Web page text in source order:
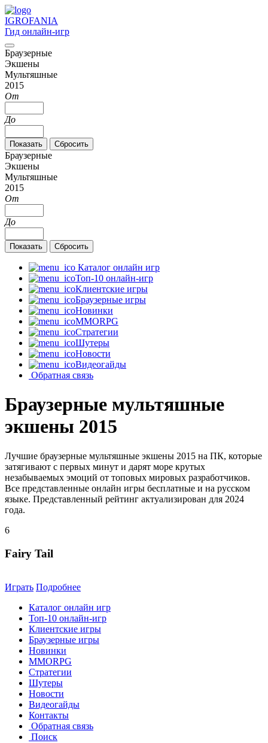
IGROFANIA
Гид онлайн-игр
Браузерные
Экшены
Мультяшные
2015
От
До
Браузерные
Экшены
Мультяшные
2015
От
До
Каталог онлайн игр
Топ-10 онлайн-игр
Клиентские игры
Браузерные игры
Новинки
MMORPG
Стратегии
Шутеры
Новости
Видеогайды
Обратная связь
Браузерные мультяшные
экшены 2015
Лучшие браузерные мультяшные экшены 2015 на ПК, которые
затягивают с первых минут и дарят море крутых
незабываемых эмоций от топовых мировых разработчиков.
Все представленные онлайн игры бесплатные и на русском
языке. Представленный рейтинг актуализирован для 2024
года.
6
Fairy Tail
Играть Подробнее
Каталог онлайн игр
Топ-10 онлайн-игр
Клиентские игры
Браузерные игры
Новинки
MMORPG
Стратегии
Шутеры
Новости
Видеогайды
Контакты
Обратная связь
Поиск